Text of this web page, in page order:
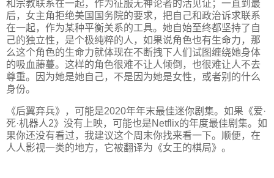
和宗教联系在一起，作为征服无神论者的活见证；一直到最
后，女主角拒绝美国国务院的要求，把自己和政治诉求联系
在一起，作为某种平衡关系的工具。她自始至终都坚持了自
己的独立性，是个极纯粹的人，如果说角色也有生命力，那
么这个角色的生命力就体现在不断拽下人们试图缠绕她身体
的吸血藤蔓。这样的角色很难不让人倾倒，也很难让人不去
尊重。因为她是她自己，不是因为她是女性，或者别的什么
身份。
《后翼弃兵》，可能是2020年年末最佳迷你剧集。如果《爱·
死·机器人2》没有上映，可能也是Netflix的年度最佳剧集。如
果你还没有看过，我建议这个周末你找来看一下。顺便，在
人人影视一类的地方，它被翻译为《女王的棋局》。